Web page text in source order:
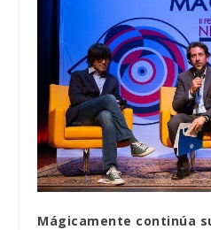
Mágicamente continúa